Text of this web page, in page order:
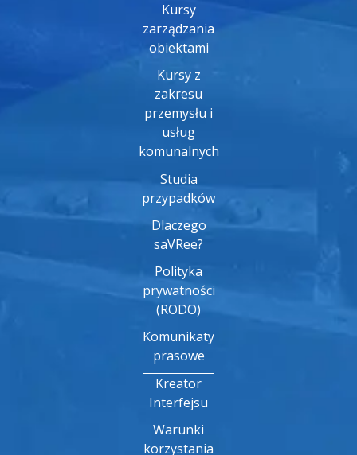
Kursy
zarządzania
obiektami
Kursy z
zakresu
przemysłu i
usług
komunalnych
Studia
przypadków
Dlaczego
saVRee?
Polityka
prywatności
(RODO)
Komunikaty
prasowe
Kreator
Interfejsu
Warunki
korzystania